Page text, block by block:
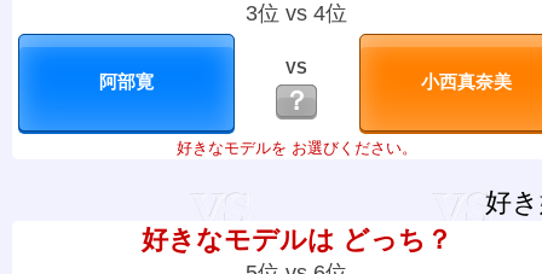
3位 vs 4位
VS
？
好きなモデルを お選びください。
好
好きなモデルは どっち？